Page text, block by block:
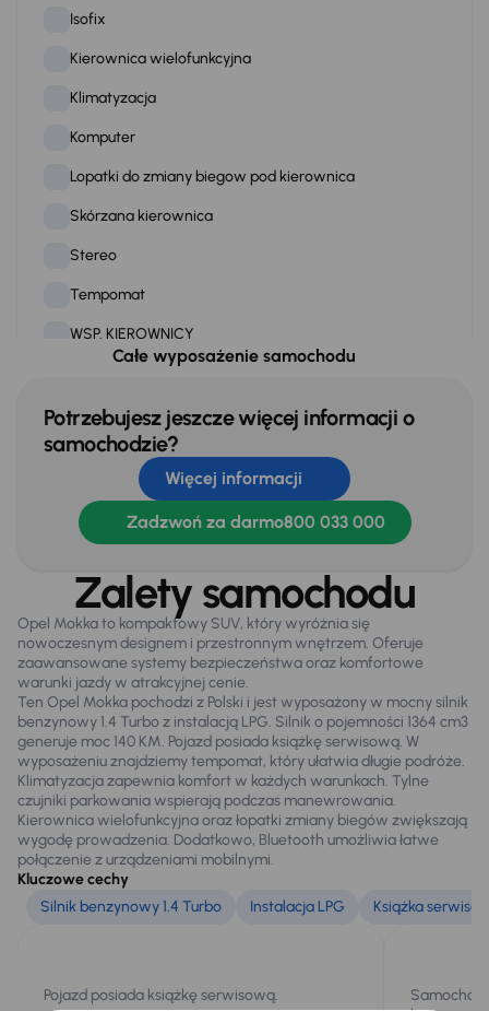
Isofix
Kierownica wielofunkcyjna
Klimatyzacja
Komputer
Lopatki do zmiany biegow pod kierownica
Skórzana kierownica
Stereo
Tempomat
WSP. KIEROWNICY
Na zewnątrz
Oryginalne Alufelgi
Relingi dachowe
Infotainment
Bluetooth
Bezpieczeństwo
ABS
Airbag
ASR
ESP
Kontrola tlaku v pneumatikách
Hf
Całe wyposażenie samochodu
Potrzebujesz jeszcze więcej informacji o
samochodzie?
Więcej informacji
Zadzwoń za darmo800 033 000
Zalety samochodu
Opel Mokka to kompaktowy SUV, który wyróżnia się
nowoczesnym designem i przestronnym wnętrzem. Oferuje
zaawansowane systemy bezpieczeństwa oraz komfortowe
warunki jazdy w atrakcyjnej cenie.
Ten Opel Mokka pochodzi z Polski i jest wyposażony w mocny silnik
benzynowy 1.4 Turbo z instalacją LPG. Silnik o pojemności 1364 cm3
generuje moc 140 KM. Pojazd posiada książkę serwisową. W
wyposażeniu znajdziemy tempomat, który ułatwia długie podróże.
Klimatyzacja zapewnia komfort w każdych warunkach. Tylne
czujniki parkowania wspierają podczas manewrowania.
Kierownica wielofunkcyjna oraz łopatki zmiany biegów zwiększają
wygodę prowadzenia. Dodatkowo, Bluetooth umożliwia łatwe
połączenie z urządzeniami mobilnymi.
Kluczowe cechy
Silnik benzynowy 1.4 Turbo
Instalacja LPG Książka
Pojazd posiada książkę serwisową.
Samochód